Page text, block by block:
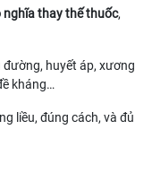
nghĩa thay thế thuốc,
huyết áp, xương
kháng…
liều, đúng cách, và đủ